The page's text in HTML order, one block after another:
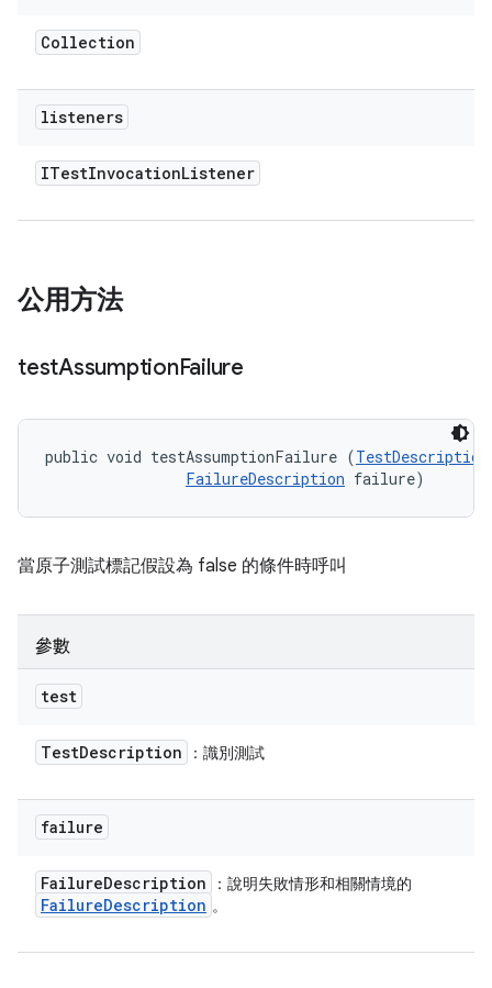
Collection
listeners
ITestInvocationListener
公用方法
testAssumptionFailure
public void testAssumptionFailure (TestDescription
FailureDescription failure)
當原子測試標記假設為 false 的條件時呼叫
參數
test
TestDescription ：識別測試
failure
FailureDescription ：說明失敗情形和相關情境的
FailureDescription 。